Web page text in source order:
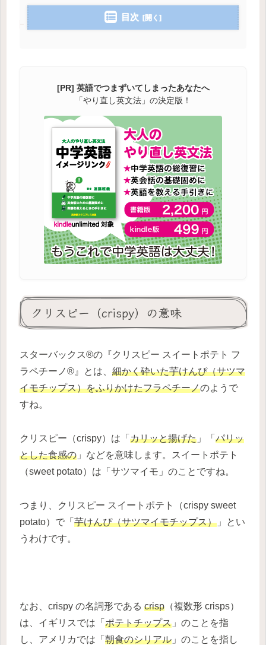
目次
[PR] 英語でつまずいてしまったあなたへ
「やり直し英文法」の決定版！
クリスピー（crispy）の意味
スターバックス®の『クリスピー スイートポテト フ
ラペチーノ®』とは、 細かく砕いた芋けんぴ（サツマ
イモチップス）をふりかけたフラペチーノのようで
すね。
クリスピー（crispy）は「 カリッと揚げた 」「 パリッ
とした食感の 」などを意味します。スイートポテト
（sweet potato）は「サツマイモ」のことですね。
つまり、クリスピー スイートポテト（crispy sweet
potato）で「 芋けんぴ（サツマイモチップス） 」とい
うわけです。
なお、crispy の名詞形である crisp （複数形 crisps）
は、イギリスでは「 ポテトチップス 」のことを指
し、アメリカでは「 朝食のシリアル 」のことを指し